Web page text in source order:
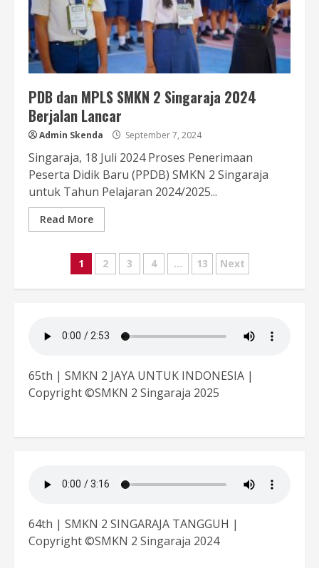
PDB dan MPLS SMKN 2 Singaraja 2024
Berjalan Lancar
Admin Skenda September 7, 2024
Singaraja, 18 Juli 2024 Proses Penerimaan
Peserta Didik Baru (PPDB) SMKN 2 Singaraja
untuk Tahun Pelajaran 2024/2025...
Read More
Paginasi
pos
1 2 3 4 … 13 Next
65th | SMKN 2 JAYA UNTUK INDONESIA |
Copyright ©SMKN 2 Singaraja 2025
64th | SMKN 2 SINGARAJA TANGGUH |
Copyright ©SMKN 2 Singaraja 2024